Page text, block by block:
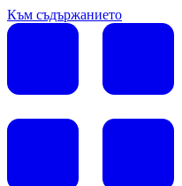
Към съдържанието